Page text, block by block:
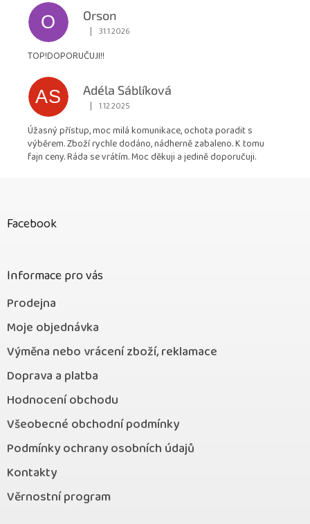
O
Orson
Hodnocení obchodu je 5 z 5 hvězdiček.
| 31.1.2026
TOP!DOPORUČUJI!!
AS
Adéla Sáblíková
Hodnocení obchodu je 5 z 5 hvězdiček.
| 1.12.2025
Úžasný přístup, moc milá komunikace, ochota poradit s
výběrem. Zboží rychle dodáno, nádherně zabaleno. K tomu
fajn ceny. Ráda se vrátím. Moc děkuji a jedině doporučuji.
Facebook
Informace pro vás
Prodejna
Moje objednávka
Výměna nebo vrácení zboží, reklamace
Doprava a platba
Hodnocení obchodu
Všeobecné obchodní podmínky
Podmínky ochrany osobních údajů
Kontakty
Věrnostní program